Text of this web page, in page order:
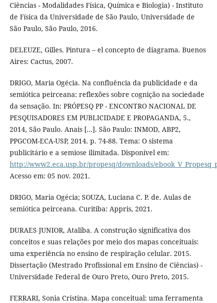
Ciências - Modalidades Física, Química e Biologia) - Instituto
de Física da Universidade de São Paulo, Universidade de
São Paulo, São Paulo, 2016.
DELEUZE, Gilles. Pintura – el concepto de diagrama. Buenos
Aires: Cactus, 2007.
DRIGO, Maria Ogécia. Na confluência da publicidade e da
semiótica peirceana: reflexões sobre cognição na sociedade
da sensação. In: PRÓPESQ PP - ENCONTRO NACIONAL DE
PESQUISADORES EM PUBLICIDADE E PROPAGANDA, 5.,
2014, São Paulo. Anais [...]. São Paulo: INMOD, ABP2,
PPGCOM-ECA-USP, 2014. p. 74-88. Tema: O sistema
publicitário e a semiose ilimitada. Disponível em:
http://www2.eca.usp.br/propesq/downloads/
Acesso em: 05 nov. 2021.
DRIGO, Maria Ogécia; SOUZA, Luciana C. P. de. Aulas de
semiótica peirceana. Curitiba: Appris, 2021.
DURAES JUNIOR, Ataliba. A construção significativa dos
conceitos e suas relações por meio dos mapas conceituais:
uma experiência no ensino de respiração celular. 2015.
Dissertação (Mestrado Profissional em Ensino de Ciências) -
Universidade Federal de Ouro Preto, Ouro Preto, 2015.
FERRARI, Sonia Cristina. Mapa conceitual: uma ferramenta